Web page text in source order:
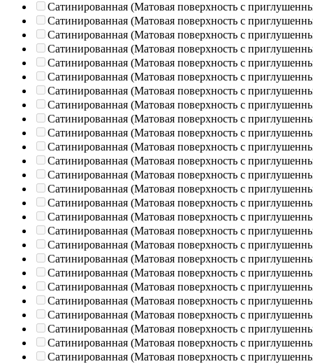
Сатинированная (Матовая поверхность с
Сатинированная (Матовая поверхность с
Сатинированная (Матовая поверхность с
Сатинированная (Матовая поверхность с
Сатинированная (Матовая поверхность с
Сатинированная (Матовая поверхность с
Сатинированная (Матовая поверхность с
Сатинированная (Матовая поверхность с
Сатинированная (Матовая поверхность с
Сатинированная (Матовая поверхность с
Сатинированная (Матовая поверхность с
Сатинированная (Матовая поверхность с
Сатинированная (Матовая поверхность с
Сатинированная (Матовая поверхность с
Сатинированная (Матовая поверхность с
Сатинированная (Матовая поверхность с
Сатинированная (Матовая поверхность с
Сатинированная (Матовая поверхность с
Сатинированная (Матовая поверхность с
Сатинированная (Матовая поверхность с
Сатинированная (Матовая поверхность с
Сатинированная (Матовая поверхность с
Сатинированная (Матовая поверхность с
Сатинированная (Матовая поверхность с
Сатинированная (Матовая поверхность с
Сатинированная (Матовая поверхность с